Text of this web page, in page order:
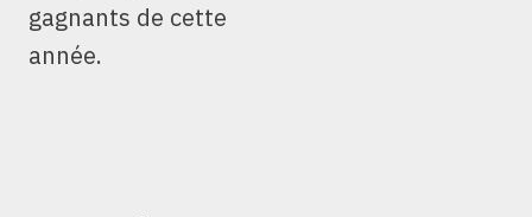
gagnants de cette
année.